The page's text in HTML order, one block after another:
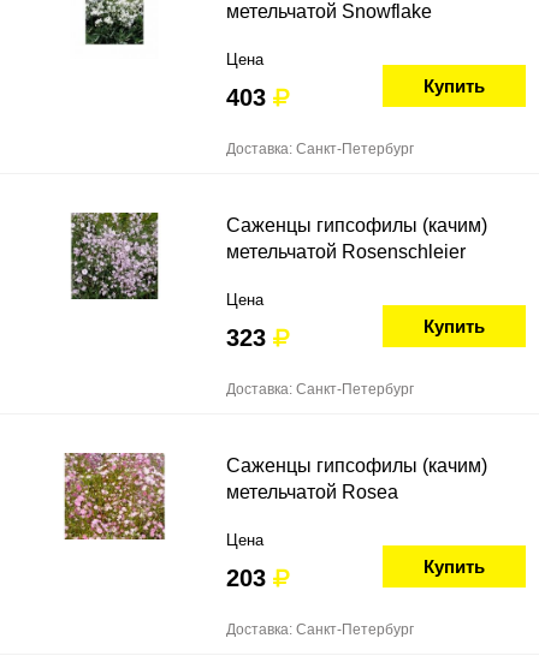
метельчатой Snowflake
Цена
403 Купить
Доставка: Санкт-Петербург
Саженцы гипсофилы (качим)
метельчатой Rosenschleier
Цена
323 Купить
Доставка: Санкт-Петербург
Саженцы гипсофилы (качим)
метельчатой Rosea
Цена
203 Купить
Доставка: Санкт-Петербург